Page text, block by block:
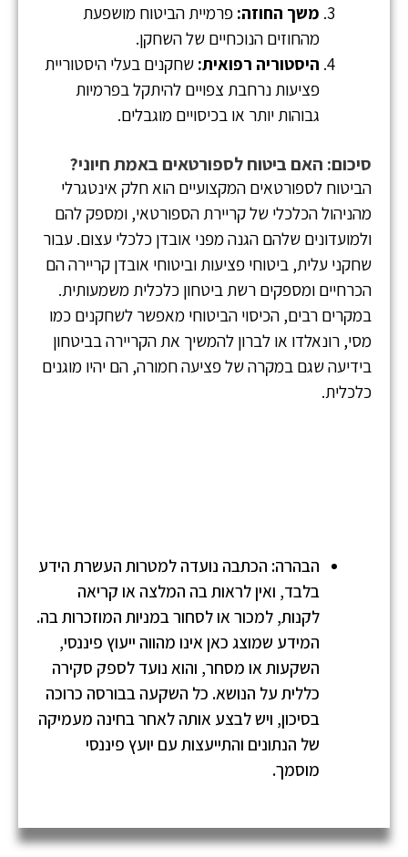
משך החוזה: פרמיית הביטוח מושפעת
מהחוזים הנוכחיים של השחקן.
היסטוריה רפואית: שחקנים בעלי היסטוריית
פציעות נרחבת צפויים להיתקל בפרמיות
גבוהות יותר או בכיסויים מוגבלים.
סיכום: האם ביטוח לספורטאים באמת חיוני?
הביטוח לספורטאים המקצועיים הוא חלק אינטגרלי
מהניהול הכלכלי של קריירת הספורטאי, ומספק להם
ולמועדונים שלהם הגנה מפני אובדן כלכלי עצום. עבור
שחקני עלית, ביטוחי פציעות וביטוחי אובדן קריירה הם
הכרחיים ומספקים רשת ביטחון כלכלית משמעותית.
במקרים רבים, הכיסוי הביטוחי מאפשר לשחקנים כמו
מסי, רונאלדו או לברון להמשיך את הקריירה בביטחון
בידיעה שגם במקרה של פציעה חמורה, הם יהיו מוגנים
כלכלית.
הבהרה: הכתבה נועדה למטרות העשרת הידע
בלבד, ואין לראות בה המלצה או קריאה
לקנות, למכור או לסחור במניות המוזכרות בה.
המידע שמוצג כאן אינו מהווה ייעוץ פיננסי,
השקעות או מסחר, והוא נועד לספק סקירה
כללית על הנושא. כל השקעה בבורסה כרוכה
בסיכון, ויש לבצע אותה לאחר בחינה מעמיקה
של הנתונים והתייעצות עם יועץ פיננסי
מוסמך.